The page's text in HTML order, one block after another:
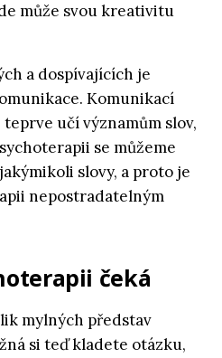
může svou kreativitu
a dospívajících je
Komunikací
učí významům slov,
se můžeme
slovy, a proto je
nepostradatelným
čeká
mylných představ
si teď kladete otázku,